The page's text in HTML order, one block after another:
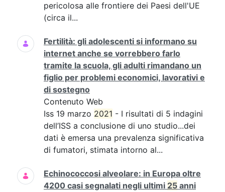
pericolosa alle frontiere dei Paesi dell'UE
(circa il...
Fertilità: gli adolescenti si informano su
internet anche se vorrebbero farlo
tramite la scuola, gli adulti rimandano un
figlio per problemi economici, lavorativi e
di sostegno
Contenuto Web
Iss 19 marzo 2021 - I risultati di 5 indagini
dell’ISS a conclusione di uno studio...dei
dati è emersa una prevalenza significativa
di fumatori, stimata intorno al...
Echinococcosi alveolare: in Europa oltre
4200 casi segnalati negli ultimi 25 anni